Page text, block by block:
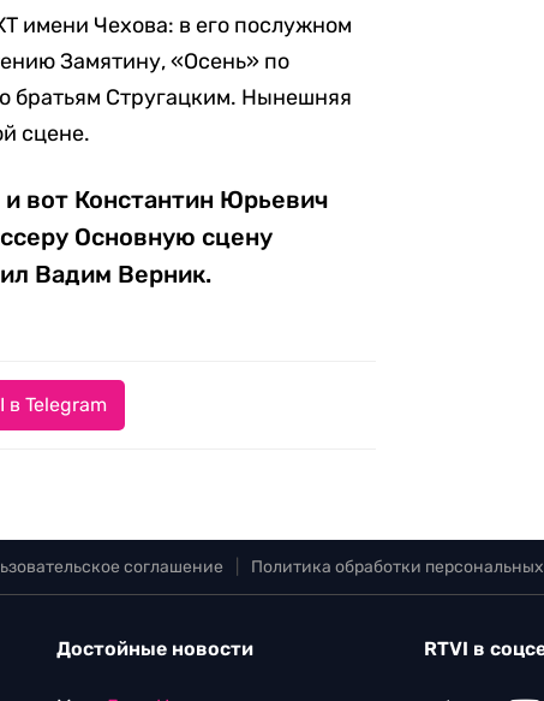
имени Чехова: в его послужном
Замятину, «Осень» по
братьям Стругацким. Нынешняя
сцене.
вот Константин Юрьевич
Основную сцену
Вадим Верник.
в Telegram
соглашение Политика обработки
Достойные новости RTVI в